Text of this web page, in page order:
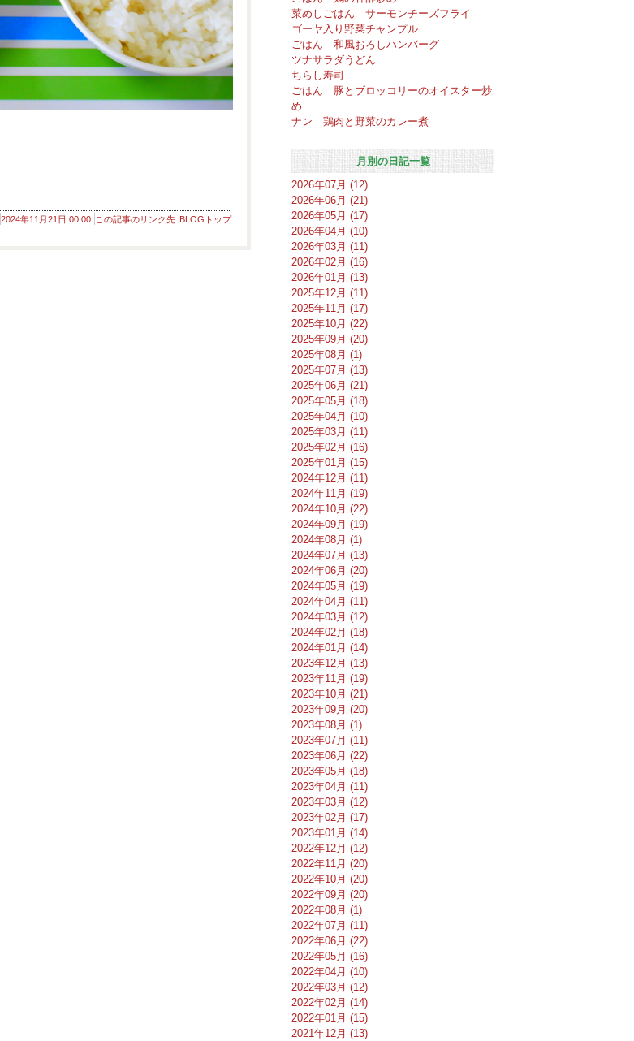
2024年11月21日 00:00 この記事のリンク先 BLOGトップ
菜めしごはん サーモンチーズフライ
ゴーヤ入り野菜チャンプル
ごはん 和風おろしハンバーグ
ツナサラダうどん
ちらし寿司
ごはん 豚とブロッコリーのオイスター炒
め
ナン 鶏肉と野菜のカレー煮
月別の日記一覧
2026年07月 (12)
2026年06月 (21)
2026年05月 (17)
2026年04月 (10)
2026年03月 (11)
2026年02月 (16)
2026年01月 (13)
2025年12月 (11)
2025年11月 (17)
2025年10月 (22)
2025年09月 (20)
2025年08月 (1)
2025年07月 (13)
2025年06月 (21)
2025年05月 (18)
2025年04月 (10)
2025年03月 (11)
2025年02月 (16)
2025年01月 (15)
2024年12月 (11)
2024年11月 (19)
2024年10月 (22)
2024年09月 (19)
2024年08月 (1)
2024年07月 (13)
2024年06月 (20)
2024年05月 (19)
2024年04月 (11)
2024年03月 (12)
2024年02月 (18)
2024年01月 (14)
2023年12月 (13)
2023年11月 (19)
2023年10月 (21)
2023年09月 (20)
2023年08月 (1)
2023年07月 (11)
2023年06月 (22)
2023年05月 (18)
2023年04月 (11)
2023年03月 (12)
2023年02月 (17)
2023年01月 (14)
2022年12月 (12)
2022年11月 (20)
2022年10月 (20)
2022年09月 (20)
2022年08月 (1)
2022年07月 (11)
2022年06月 (22)
2022年05月 (16)
2022年04月 (10)
2022年03月 (12)
2022年02月 (14)
2022年01月 (15)
2021年12月 (13)